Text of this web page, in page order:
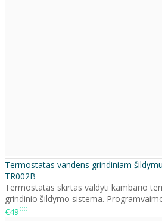
Termostatas vandens grindiniam
TR002B
Termostatas skirtas valdyti kambario
grindinio šildymo sistema.
€4900